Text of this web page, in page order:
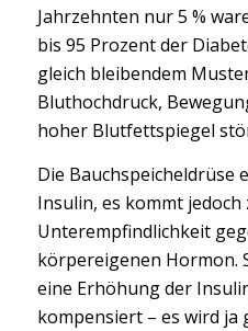
Jahrzehnten nur 5 %
bis 95 Prozent der
gleich bleibendem
Bluthochdruck,
hoher Blutfettspiegel
Die Bauchspeicheldrüse
Insulin, es kommt jedoch
Unterempfindlichkeit
körpereigenen Hormon.
eine Erhöhung der
kompensiert – es wird